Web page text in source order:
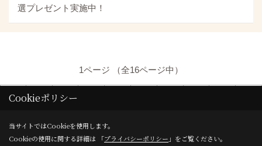
選プレゼント実施中！
1ページ （全16ページ中）
1
Cookieポリシー
当サイトではCookieを使用します。
Cookieの使用に関する詳細は 「プライバシーポリシー 」をご覧ください。